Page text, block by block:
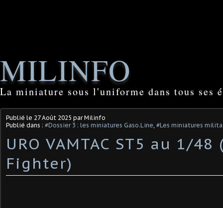
MILINFO
La miniature sous l'uniforme dans tous ses
Publié le 27 Août 2025 par Milinfo
Publié dans : #Dossier 3 : les miniatures Gaso.Line, #Les miniatures
URO VAMTAC ST5 au 1/
Fighter)